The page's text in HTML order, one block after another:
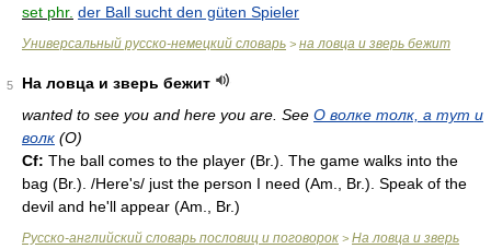
set phr. der Ball sucht den güten Spieler
Универсальный русско-немецкий словарь > на ловца и зверь бежит
5
На ловца и зверь бежит
wanted to see you and here you are. See О волке толк, а тут и
волк (O)
Cf: The ball comes to the player (Br.). The game walks into the
bag (Br.). /Here's/ just the person I need (Am. Br.). Speak of the
devil and he'll appear (Am. Br.)
Русско-английский словарь пословиц и поговорок > На ловца и зверь